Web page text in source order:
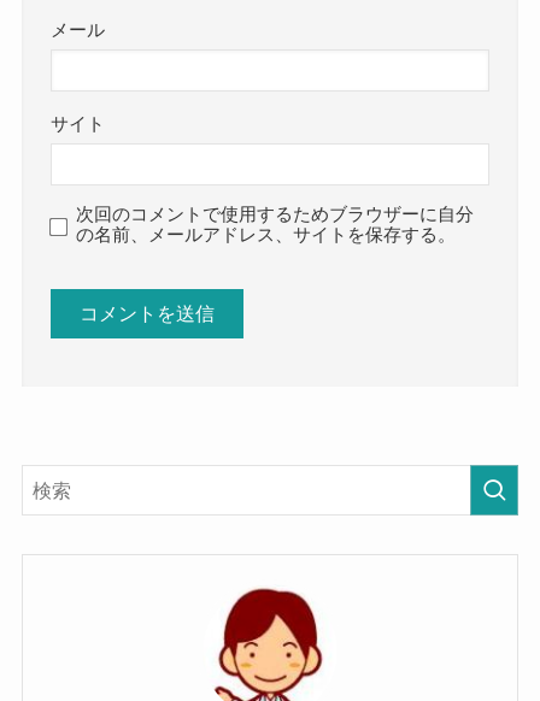
メール
サイト
次回のコメントで使用するためブラウザーに自分
の名前、メールアドレス、サイトを保存する。